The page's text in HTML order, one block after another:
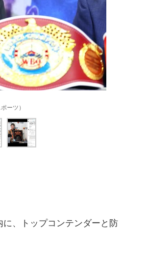
ーツ）
、トップコンテンダーと防